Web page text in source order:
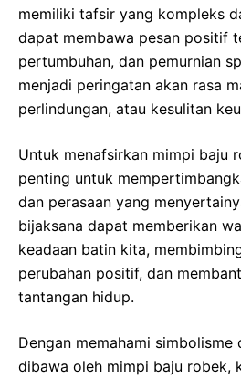
memiliki tafsir yang kompleks
dapat membawa pesan positif
pertumbuhan, dan pemurnian
menjadi peringatan akan rasa
perlindungan, atau kesulitan
Untuk menafsirkan mimpi baju
penting untuk
dan perasaan yang
bijaksana dapat memberikan
keadaan batin kita,
perubahan positif, dan
tantangan hidup.
Dengan memahami simbolisme
dibawa oleh mimpi baju robek,